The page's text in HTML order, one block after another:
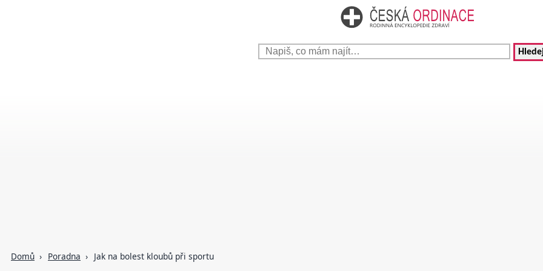
Domů Poradna Jak na bolest kloubů při sportu